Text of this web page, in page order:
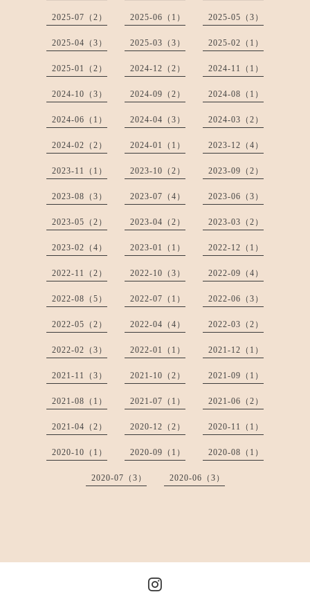
2025-07（2） 2025-06（1） 2025-05（3）
2025-04（3） 2025-03（3） 2025-02（1）
2025-01（2） 2024-12（2） 2024-11（1）
2024-10（3） 2024-09（2） 2024-08（1）
2024-06（1） 2024-04（3） 2024-03（2）
2024-02（2） 2024-01（1） 2023-12（4）
2023-11（1） 2023-10（2） 2023-09（2）
2023-08（3） 2023-07（4） 2023-06（3）
2023-05（2） 2023-04（2） 2023-03（2）
2023-02（4） 2023-01（1） 2022-12（1）
2022-11（2） 2022-10（3） 2022-09（4）
2022-08（5） 2022-07（1） 2022-06（3）
2022-05（2） 2022-04（4） 2022-03（2）
2022-02（3） 2022-01（1） 2021-12（1）
2021-11（3） 2021-10（2） 2021-09（1）
2021-08（1） 2021-07（1） 2021-06（2）
2021-04（2） 2020-12（2） 2020-11（1）
2020-10（1） 2020-09（1） 2020-08（1）
2020-07（3） 2020-06（3）